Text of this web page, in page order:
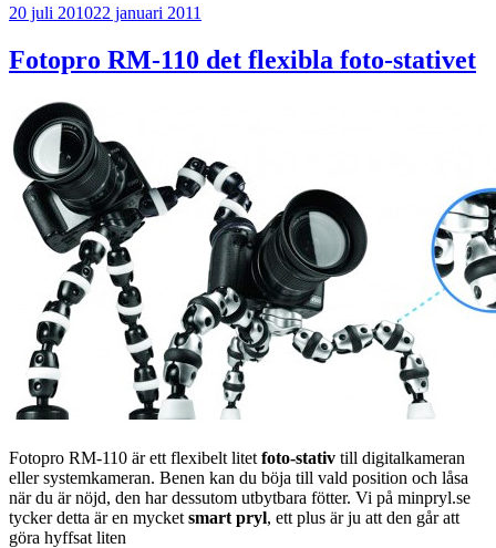
Publicerat
20 juli 201022 januari 2011
Fotopro RM-110 det flexibla foto-stativet
Fotopro RM-110 är ett flexibelt litet foto-stativ till digitalkameran
eller systemkameran. Benen kan du böja till vald position och låsa
när du är nöjd, den har dessutom utbytbara fötter. Vi på minpryl.se
tycker detta är en mycket smart pryl, ett plus är ju att den går att
göra hyffsat liten